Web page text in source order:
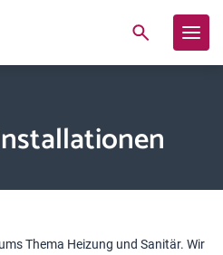
Thema Heizung und Sanitär. Wir